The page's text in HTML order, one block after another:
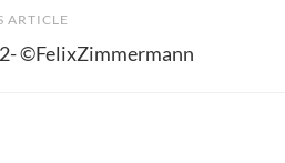
ARTICLE
©FelixZimmermann